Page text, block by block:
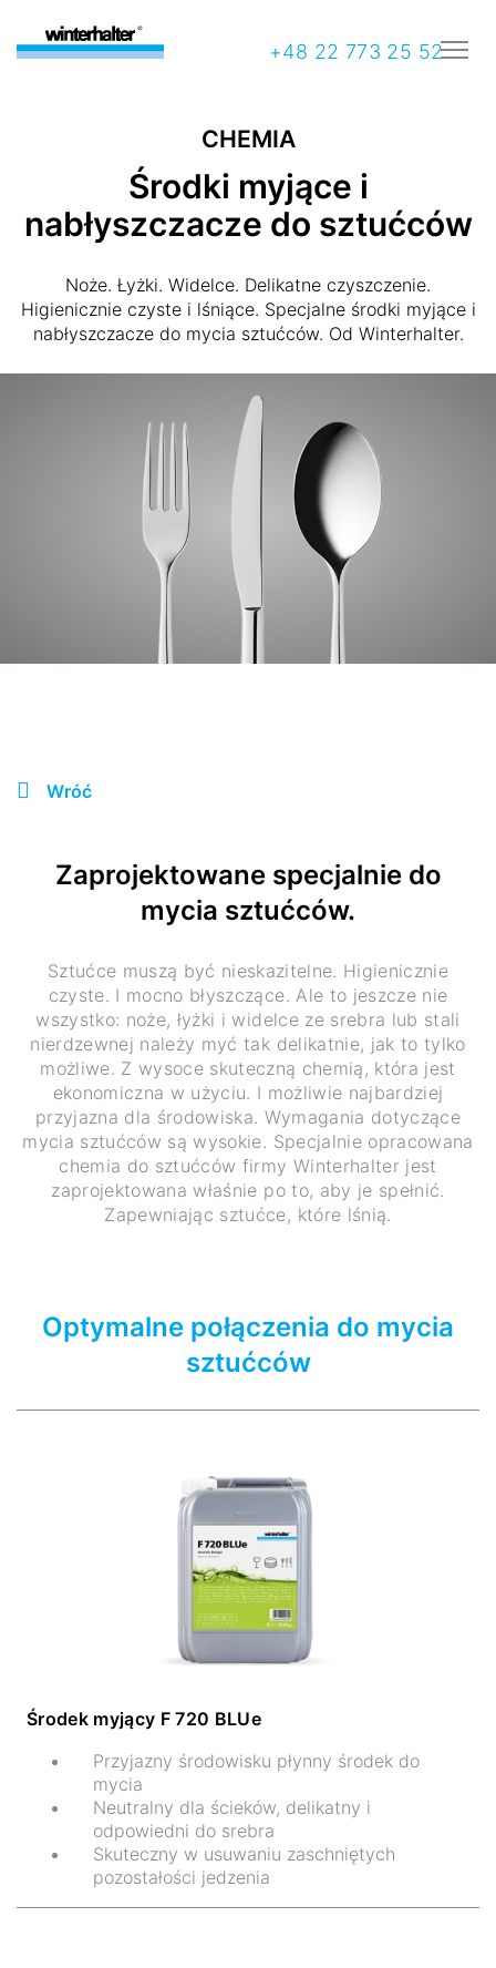
+48 22 773 25 52
CHEMIA
Środki myjące i
nabłyszczacze do sztućców
Noże. Łyżki. Widelce. Delikatne czyszczenie.
Higienicznie czyste i lśniące. Specjalne środki myjące i
nabłyszczacze do mycia sztućców. Od Winterhalter.
Wróć
Zaprojektowane specjalnie do
mycia sztućców.
Sztućce muszą być nieskazitelne. Higienicznie
czyste. I mocno błyszczące. Ale to jeszcze nie
wszystko: noże, łyżki i widelce ze srebra lub stali
nierdzewnej należy myć tak delikatnie, jak to tylko
możliwe. Z wysoce skuteczną chemią, która jest
ekonomiczna w użyciu. I możliwie najbardziej
przyjazna dla środowiska. Wymagania dotyczące
mycia sztućców są wysokie. Specjalnie opracowana
chemia do sztućców firmy Winterhalter jest
zaprojektowana właśnie po to, aby je spełnić.
Zapewniając sztućce, które lśnią.
Optymalne połączenia do mycia
sztućców
Środek myjący F 720 BLUe
Przyjazny środowisku płynny środek do
mycia
Neutralny dla ścieków, delikatny i
odpowiedni do srebra
Skuteczny w usuwaniu zaschniętych
pozostałości jedzenia